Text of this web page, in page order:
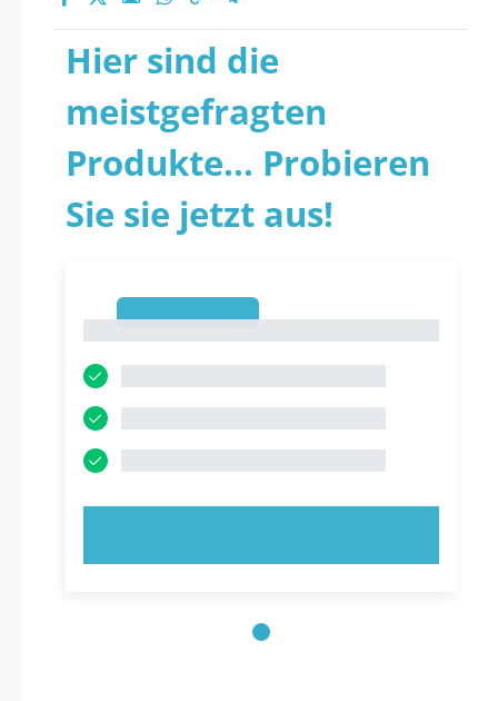
Hier sind die
meistgefragten
Produkte... Probieren
Sie sie jetzt aus!